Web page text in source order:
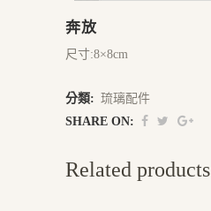
奔放
尺寸:8×8cm
分類: 琉璃配件
SHARE ON:
Related products